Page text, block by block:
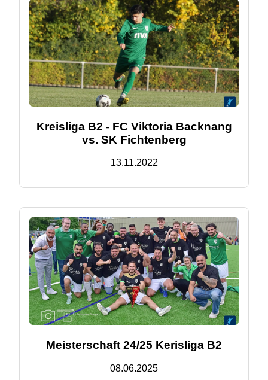
Kreisliga B2 - FC Viktoria Backnang
vs. SK Fichtenberg
13.11.2022
Meisterschaft 24/25 Kerisliga B2
08.06.2025